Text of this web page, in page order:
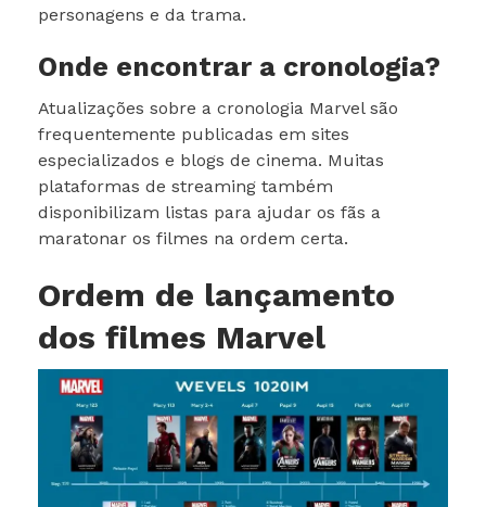
personagens e da trama.
Onde encontrar a cronologia?
Atualizações sobre a cronologia Marvel são
frequentemente publicadas em sites
especializados e blogs de cinema. Muitas
plataformas de streaming também
disponibilizam listas para ajudar os fãs a
maratonar os filmes na ordem certa.
Ordem de lançamento
dos filmes Marvel